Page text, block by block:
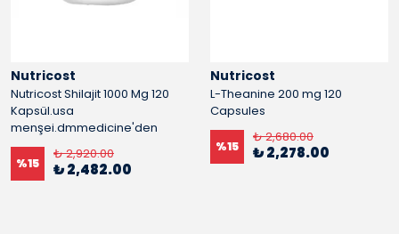
Nutricost
Nutricost Shilajit 1000 Mg 120
Kapsül.usa
menşei.dmmedicine'den
%15
₺ 2,920.00
₺ 2,482.00
Nutricost
L-Theanine 200 mg 120
Capsules
%15
₺ 2,680.00
₺ 2,278.00